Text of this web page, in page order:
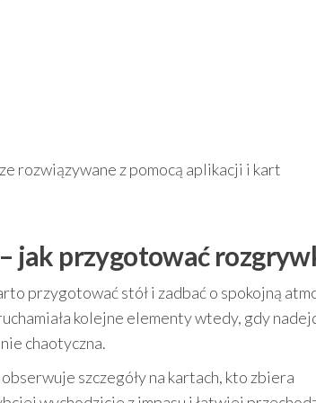
rozwiązywane z pomocą aplikacji i kart
jak przygotować
przygotować stół i zadbać o spokojną
kolejne elementy wtedy, gdy
chaotyczna.
szczegóły na kartach, kto zbiera